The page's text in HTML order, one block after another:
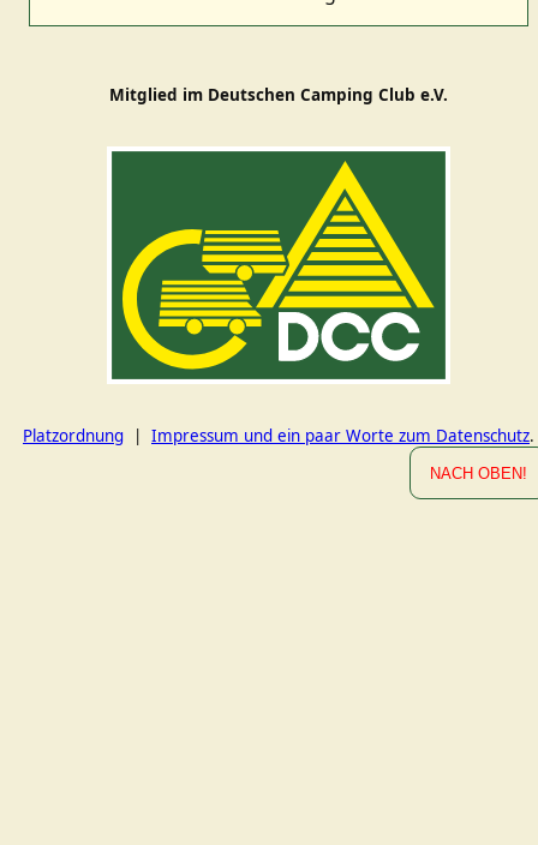
Mitglied im Deutschen Camping Club e.V.
Platzordnung | Impressum und ein paar Worte zum Datenschutz.
NACH OBEN!